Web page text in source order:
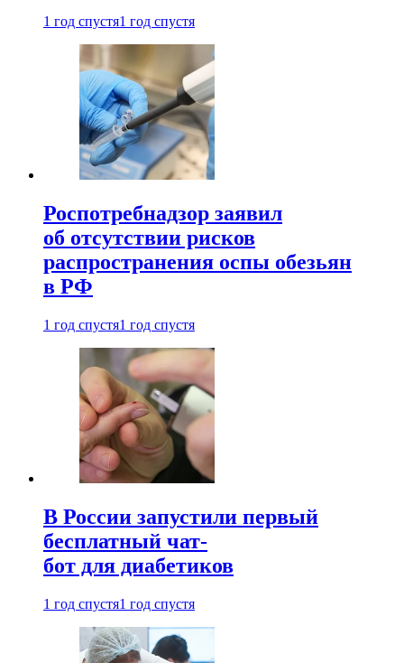
1 год спустя1 год спустя
Роспотребнадзор заявил
об отсутствии рисков
распространения оспы обезьян
в РФ
1 год спустя1 год спустя
В России запустили первый
бесплатный чат-
бот для диабетиков
1 год спустя1 год спустя